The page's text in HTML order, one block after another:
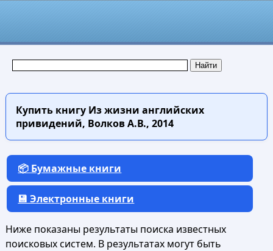
Купить книгуИз жизни английских
привидений, Волков А.В., 2014
📦 Бумажные книги
💾 Электронные книги
Ниже показаны результаты поиска известных
поисковых систем. В результатах могут быть